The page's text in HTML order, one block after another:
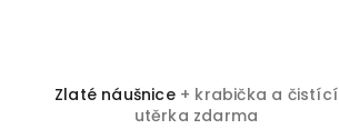
Zlaté náušnice + krabička a čistící
utěrka zdarma